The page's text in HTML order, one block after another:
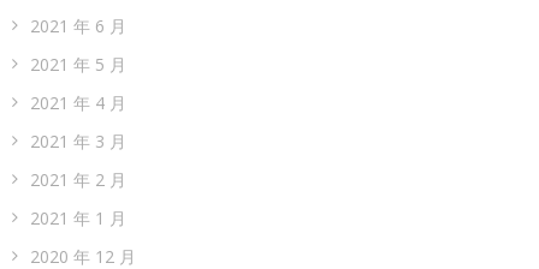
2021 年 6 月
2021 年 5 月
2021 年 4 月
2021 年 3 月
2021 年 2 月
2021 年 1 月
2020 年 12 月